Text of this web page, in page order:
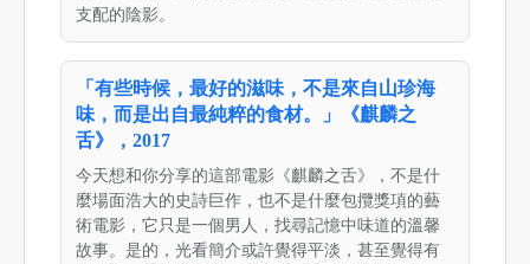
支配的陰影。
「有些時候，最好的滋味，不是來自山珍海
味，而是出自最純粹的食材。」《麒麟之
舌》，2017
今天想和你分享的這部電影《麒麟之舌》，不是什
麼場面浩大的史詩巨作，也不是什麼包攬獎項的藝
術電影，它只是一個男人，找尋記憶中味道的溫馨
故事。是的，光看簡介或許覺得平淡，甚至覺得有